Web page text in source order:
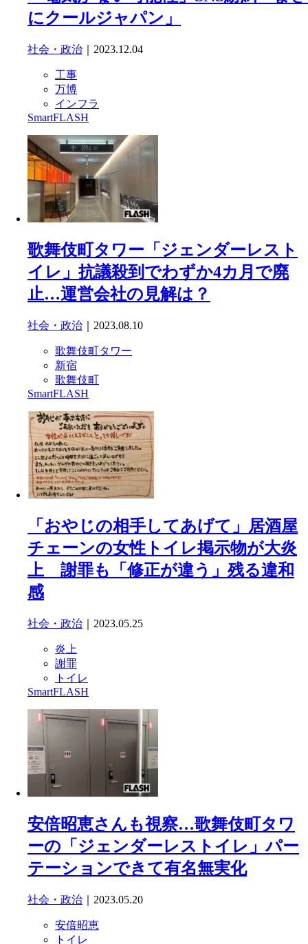
にクールジャパン」
社会・政治 ｜2023.12.04
工事
万博
インフラ
SmartFLASH
歌舞伎町タワー「ジェンダーレスト
イレ」抗議殺到でわずか4カ月で廃
止…運営会社の見解は？
社会・政治 ｜2023.08.10
歌舞伎町タワー
新宿
歌舞伎町
SmartFLASH
「おやじの相手してあげて」居酒屋
チェーンの女性トイレ掲示物が大炎
上 謝罪も「修正が違う」残る違和
感
社会・政治 ｜2023.05.25
炎上
謝罪
トイレ
SmartFLASH
安倍昭恵さんも視察…歌舞伎町タワ
ーの「ジェンダーレストイレ」パー
テーションできて有名無実化
社会・政治 ｜2023.05.20
安倍昭恵
トイレ